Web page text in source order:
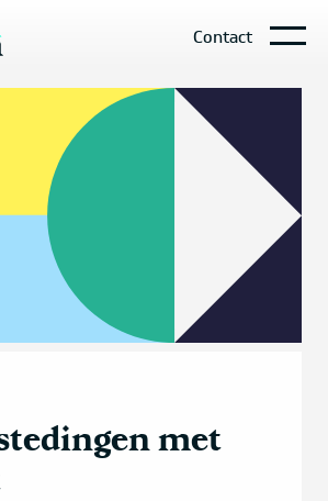
Contact
met